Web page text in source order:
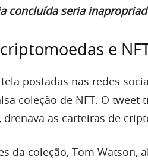
concluída seria
e
postadas nas redes
coleção de NFT. O
drenava as carteiras de
da coleção, Tom Watson,